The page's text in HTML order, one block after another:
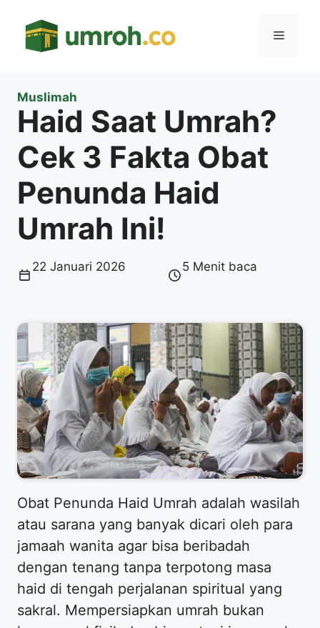
Menu
Muslimah
Haid Saat Umrah?
Cek 3 Fakta Obat
Penunda Haid
Umrah Ini!
22 Januari 2026 5 Menit baca
​Obat Penunda Haid Umrah adalah wasilah
atau sarana yang banyak dicari oleh para
jamaah wanita agar bisa beribadah
dengan tenang tanpa terpotong masa
haid di tengah perjalanan spiritual yang
sakral. Mempersiapkan umrah bukan